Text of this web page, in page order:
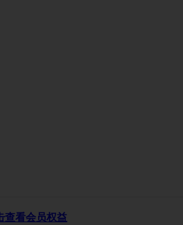
查看会员权益